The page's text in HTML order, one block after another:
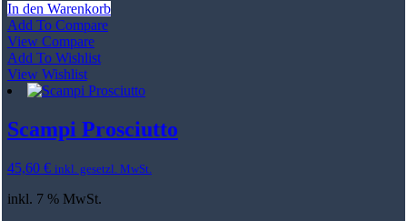
In den Warenkorb
Add To Compare
View Compare
Add To Wishlist
View Wishlist
Scampi Prosciutto
45,60 € inkl. gesetzl. MwSt.
inkl. 7 % MwSt.